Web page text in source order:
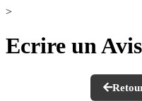
>
Ecrire un Avis